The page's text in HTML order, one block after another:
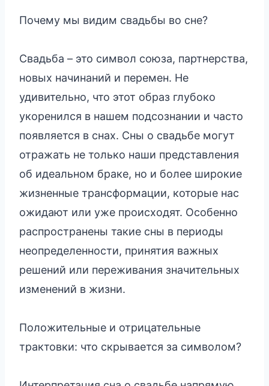
Почему мы видим свадьбы во сне?
Свадьба – это символ союза, партнерства,
новых начинаний и перемен. Не
удивительно, что этот образ глубоко
укоренился в нашем подсознании и часто
появляется в снах. Сны о свадьбе могут
отражать не только наши представления
об идеальном браке, но и более широкие
жизненные трансформации, которые нас
ожидают или уже происходят. Особенно
распространены такие сны в периоды
неопределенности, принятия важных
решений или переживания значительных
изменений в жизни.
Положительные и отрицательные
трактовки: что скрывается за символом?